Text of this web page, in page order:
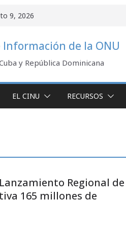
9, 2026
de la ONU
y República Dominicana
EL CINU RECURSOS
Lanzamiento Regional de
165 millones de